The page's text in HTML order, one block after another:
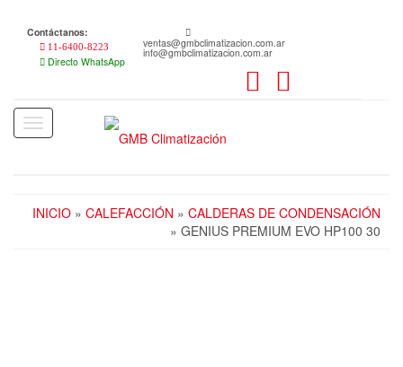
content
Contáctanos:
11-6400-8223
Directo WhatsApp
ventas@gmbclimatizacion.com.ar
info@gmbclimatizacion.com.ar
Toggle
navigation
INICIO » CALEFACCIÓN » CALDERAS DE CONDENSACIÓN
» GENIUS PREMIUM EVO HP100 30